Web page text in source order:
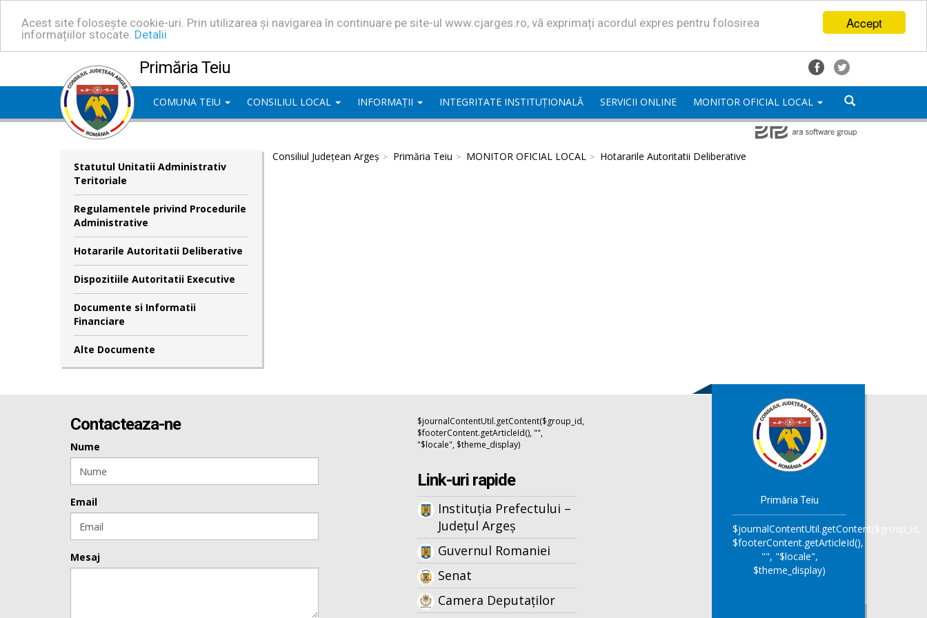
Accept
Acest site folosește cookie-uri. Prin utilizarea și navigarea în continuare pe site-ul www.cjarges.ro, vă exprimați acordul expres pentru folosirea
informațiilor stocate. Detalii
Primăria Teiu
COMUNA TEIU CONSILIUL LOCAL INFORMAȚII INTEGRITATE INSTITUȚIONALĂ SERVICII ONLINE MONITOR OFICIAL LOCAL
Statutul Unitatii Administrativ
Teritoriale
Regulamentele privind Procedurile
Administrative
Hotararile Autoritatii Deliberative
Dispozitiile Autoritatii Executive
Documente si Informatii
Financiare
Alte Documente
Consiliul Județean Argeș Primăria Teiu MONITOR OFICIAL LOCAL Hotararile Autoritatii Deliberative
Contacteaza-ne
Nume
Email
Mesaj
$journalContentUtil.getContent($group_id,
$footerContent.getArticleId(), "",
"$locale", $theme_display)
Link-uri rapide
Instituția Prefectului –
Județul Argeș
Guvernul Romaniei
Senat
Camera Deputaților
Primăria Teiu
$journalContentUtil.getContent($group_id,
$footerContent.getArticleId(),
"", "$locale",
$theme_display)